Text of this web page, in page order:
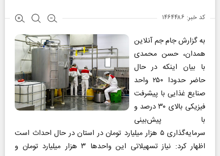
کد خبر: ۱۴۶۴۴۸۶
به گزارش جام جم آنلاین
همدان، حسن محمدی
با بیان اینکه در حال
حاضر حدودا ۲۵۰ واحد
صنایع غذایی با پیشرفت
فیزیکی بالای ۳۰ درصد و
با پیش‌بینی
سرمایه‌گذاری ۵ هزار میلیارد تومان در استان در حال احداث است
اظهار کرد: نیاز تسهیلاتی این واحدها ۳ هزار میلیارد تومان و